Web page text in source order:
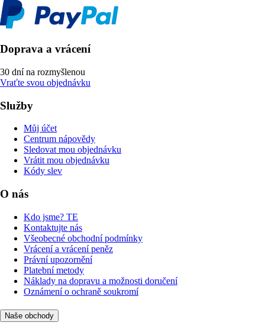
Doprava a vrácení
30 dní na rozmyšlenou
Vraťte svou objednávku
Služby
Můj účet
Centrum nápovědy
Sledovat mou objednávku
Vrátit mou objednávku
Kódy slev
O nás
Kdo jsme? TE
Kontaktujte nás
Všeobecné obchodní podmínky
Vrácení a vrácení peněz
Právní upozornění
Platební metody
Náklady na dopravu a možnosti doručení
Oznámení o ochraně soukromí
Naše obchody